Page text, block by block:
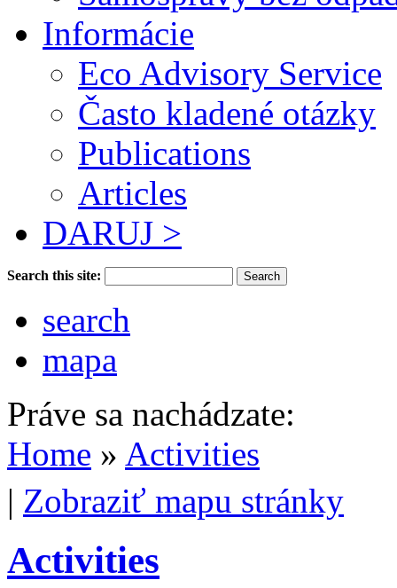
Informácie
Eco Advisory Service
Často kladené otázky
Publications
Articles
DARUJ >
Search this site:
search
mapa
Práve sa nachádzate:
Home » Activities
| Zobraziť mapu stránky
Activities